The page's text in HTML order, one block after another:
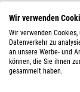
MAX.
10 - 15 kg(1)
STATIV
Wir verwenden
Wir verwenden
Datenverkehr zu
an unsere Werbe- und
können, die Sie ihnen
gesammelt haben.